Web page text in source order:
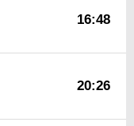
16:48
20:26